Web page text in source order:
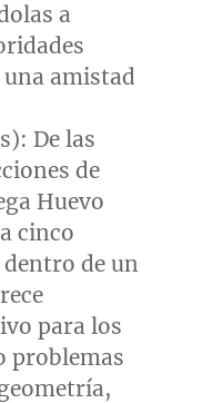
a
amistad
De las
de
Huevo
cinco
de un
para los
problemas